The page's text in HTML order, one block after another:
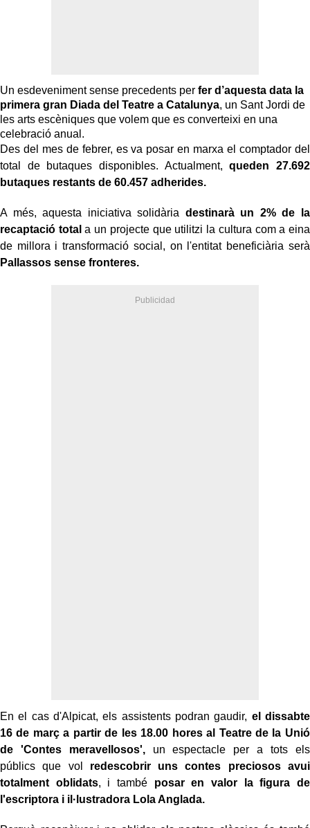
Un esdeveniment sense precedents per fer d’aquesta data la
primera gran Diada del Teatre a Catalunya, un Sant Jordi de
les arts escèniques que volem que es converteixi en una
celebració anual.
Des del mes de febrer, es va posar en marxa el comptador del
total de butaques disponibles. Actualment, queden 27.692
butaques restants de 60.457 adherides.
A més, aquesta iniciativa solidària destinarà un 2% de la
recaptació total a un projecte que utilitzi la cultura com a eina
de millora i transformació social, on l'entitat beneficiària serà
Pallassos sense fronteres.
En el cas d'Alpicat, els assistents podran gaudir, el dissabte
16 de març a partir de les 18.00 hores al Teatre de la Unió
de 'Contes meravellosos',un espectacle per a tots els
públics que vol redescobrir uns contes preciosos avui
totalment oblidats, i també posar en valor la figura de
l'escriptora i il·lustradora Lola Anglada.